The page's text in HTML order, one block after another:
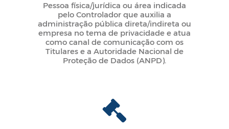
Pessoa física/jurídica ou área indicada
pelo Controlador que auxilia a
administração pública direta/indireta ou
empresa no tema de privacidade e atua
como canal de comunicação com os
Titulares e a Autoridade Nacional de
Proteção de Dados (ANPD).